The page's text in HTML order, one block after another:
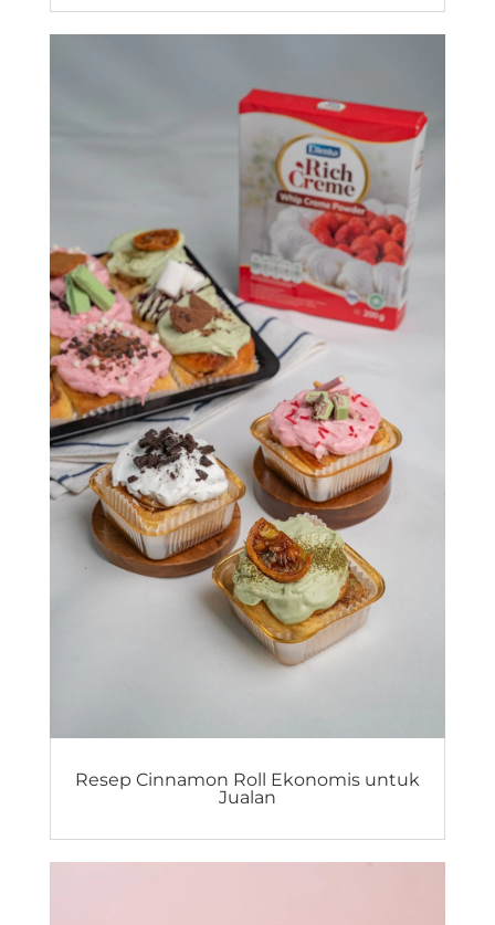
Resep Cinnamon Roll Ekonomis untuk
Jualan